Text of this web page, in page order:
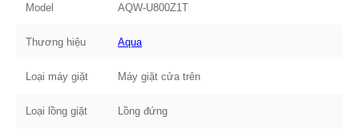
Model AQW-U800Z1T
Thương hiệu Aqua
Loại máy giặt Máy giặt cửa trên
Loại lồng giặt Lồng đứng